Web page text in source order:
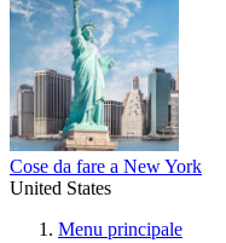
Cose da fare a New York
United States
Menu principale